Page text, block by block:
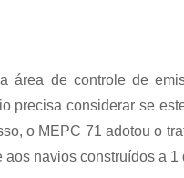
área de controle de
considerar se
o MEPC 71 adotou o
navios construídos a